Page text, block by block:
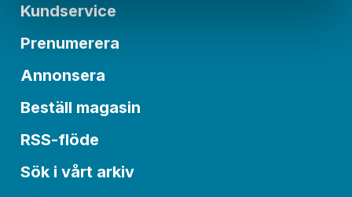
Kundservice
Prenumerera
Annonsera
Beställ magasin
RSS-flöde
Sök i vårt arkiv